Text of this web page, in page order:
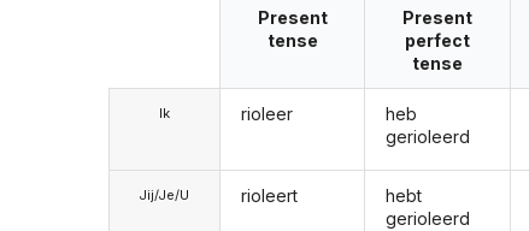
Ik
Jij/Je/U
Present
tense
rioleer
rioleert
Present
perfect
tense
heb
gerioleerd
hebt
gerioleerd